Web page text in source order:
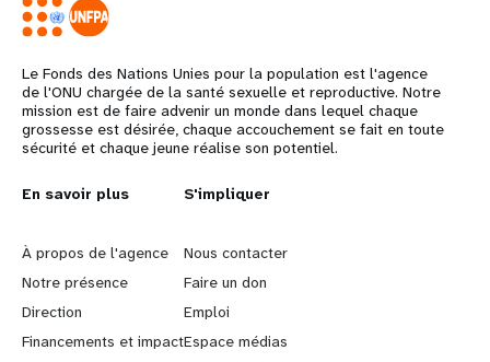
Le Fonds des Nations Unies pour la population est l'agence
de l'ONU chargée de la santé sexuelle et reproductive. Notre
mission est de faire advenir un monde dans lequel chaque
grossesse est désirée, chaque accouchement se fait en toute
sécurité et chaque jeune réalise son potentiel.
L
e
a
r
En savoir plus
À propos de l'agence
Notre présence
Direction
Financements et impact
G
o
b
e
S'impliquer
Nous contacter
Faire un don
Emploi
Espace médias